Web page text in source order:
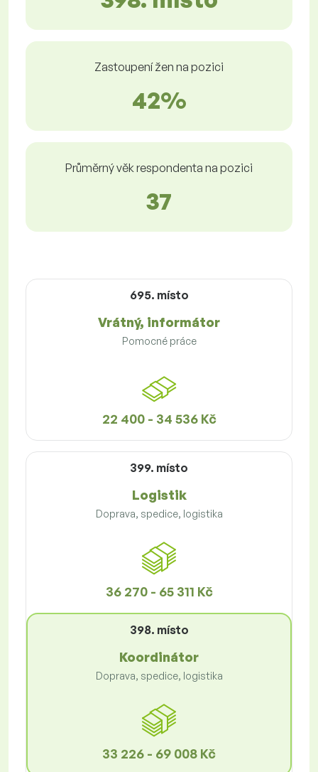
Zastoupení žen na pozici
42%
Průměrný věk respondenta na pozici
37
695. místo
Vrátný, informátor
Pomocné práce
22 400 - 34 536 Kč
399. místo
Logistik
Doprava, spedice, logistika
36 270 - 65 311 Kč
398. místo
Koordinátor
Doprava, spedice, logistika
33 226 - 69 008 Kč